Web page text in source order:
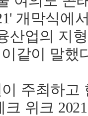
개막식에
산업의 지
이같이 말했
주최하고
크 위크 2021